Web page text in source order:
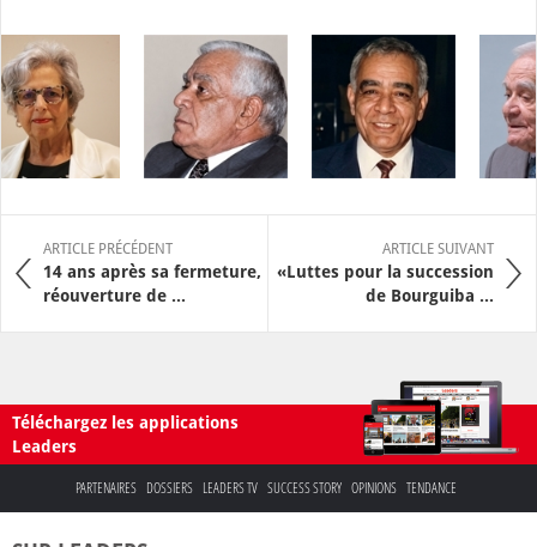
ARTICLE PRÉCÉDENT
14 ans après sa fermeture,
réouverture de ...
ARTICLE SUIVANT
«Luttes pour la succession
de Bourguiba ...
Téléchargez les applications
Leaders
PARTENAIRES DOSSIERS LEADERS TV SUCCESS STORY OPINIONS TENDANCE